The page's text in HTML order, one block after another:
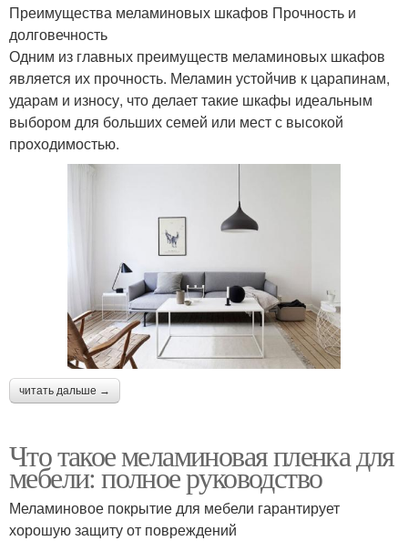
Преимущества меламиновых шкафов Прочность и
долговечность
Одним из главных преимуществ меламиновых шкафов
является их прочность. Меламин устойчив к царапинам,
ударам и износу, что делает такие шкафы идеальным
выбором для больших семей или мест с высокой
проходимостью.
читать дальше →
Что такое меламиновая пленка для
мебели: полное руководство
Меламиновое покрытие для мебели гарантирует
хорошую защиту от повреждений